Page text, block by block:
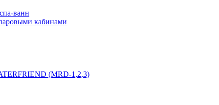
ванн
кабинами
(MRD-1,2,3)